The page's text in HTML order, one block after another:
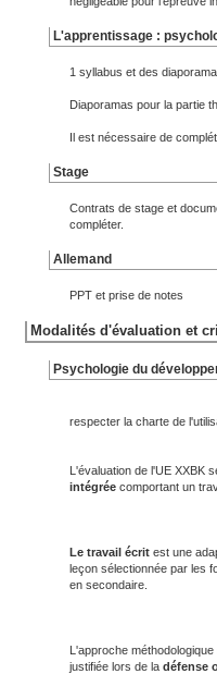
L'apprentissage :
1 syllabus et des
Diaporamas pour la partie
Il est nécessaire de
Stage
Contrats de stage et
compléter.
Allemand
PPT et prise de notes
Modalités d'évaluation et
Psychologie du
respecter la charte de
L'évaluation de l'UE XXBK
intégrée comportant un
Le travail écrit est une
leçon sélectionnée par les
en secondaire.
L'approche
justifiée lors de la défense